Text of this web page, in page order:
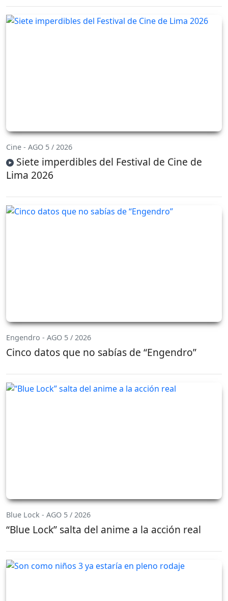
Cine - AGO 5 / 2026
Siete imperdibles del Festival de Cine de
Lima 2026
Engendro - AGO 5 / 2026
Cinco datos que no sabías de “Engendro”
Blue Lock - AGO 5 / 2026
“Blue Lock” salta del anime a la acción real